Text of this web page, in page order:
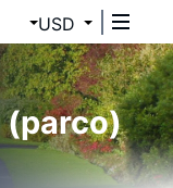
USD
(parco)